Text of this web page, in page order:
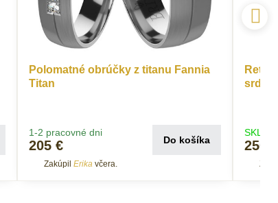
Polomatné obrúčky z titanu Fannia
Titan
1-2 pracovné dni
205 € Do košíka
ZakúpilErika včera.
250